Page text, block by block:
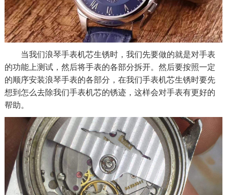
当我们浪琴手表机芯生锈时，我们先要做的就是对手表
的功能上测试，然后将手表的各部分拆开。然后要按照一定
的顺序安装浪琴手表的各部分，在我们手表机芯生锈时要先
想到怎么去除我们手表机芯的锈迹，这样会对手表有更好的
帮助。